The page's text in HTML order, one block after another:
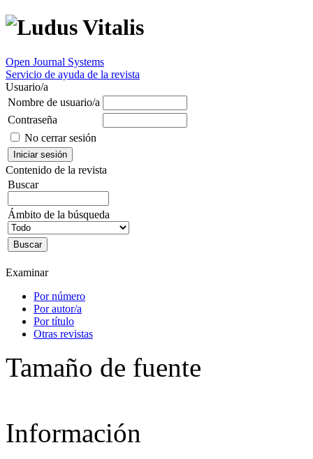
Open Journal Systems
Servicio de ayuda de la revista
Usuario/a
Nombre de usuario/a
Contraseña
No cerrar sesión
Contenido de la revista
Buscar
Ámbito de la búsqueda
Examinar
Por número
Por autor/a
Por título
Otras revistas
Tamaño de fuente
Información